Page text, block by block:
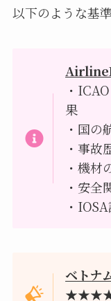
以下のような基
・
果
・国の
・事故
・機材
・安全
・
ベトナ